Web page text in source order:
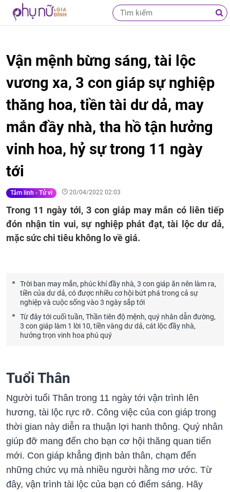
Vận mệnh bừng sáng, tài lộc
vương xa, 3 con giáp sự nghiệp
thăng hoa, tiền tài dư dả, may
mắn đầy nhà, tha hồ tận hưởng
vinh hoa, hỷ sự trong 11 ngày
tới
Tâm linh - Tử vi 20/04/2022 02:03
Trong 11 ngày tới, 3 con giáp may mắn có liên tiếp
đón nhận tin vui, sự nghiệp phát đạt, tài lộc dư dả,
mặc sức chi tiêu không lo về giá.
Trời ban may mắn, phúc khí đầy nhà, 3 con giáp ăn nên làm ra,
tiền của dư dả, có được nhiều cơ hội bứt phá trong cả sự
nghiệp và cuộc sống vào 3 ngày sắp tới
Từ đây tới cuối tuần, Thần tiên độ mệnh, quý nhân dẫn đường,
3 con giáp làm 1 lời 10, tiền vàng dư dả, cát lộc đầy nhà,
hưởng trọn vinh hoa phú quý
Tuổi Thân
Người tuổi Thân trong 11 ngày tới vận trình lên
hương, tài lộc rực rỡ. Công việc của con giáp trong
thời gian này diễn ra thuận lợi hanh thông. Quý nhân
giúp đỡ mang đến cho bạn cơ hội thăng quan tiến
mới. Con giáp khẳng định bản thân, chạm đến
những chức vụ mà nhiều người hằng mơ ước. Từ
đây, vận trình tài lộc của bạn có điểm sáng. Hãy